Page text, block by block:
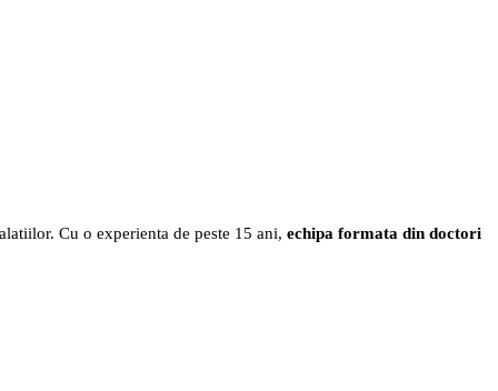
Cu o experienta de peste 15 ani, echipa formata din doctori